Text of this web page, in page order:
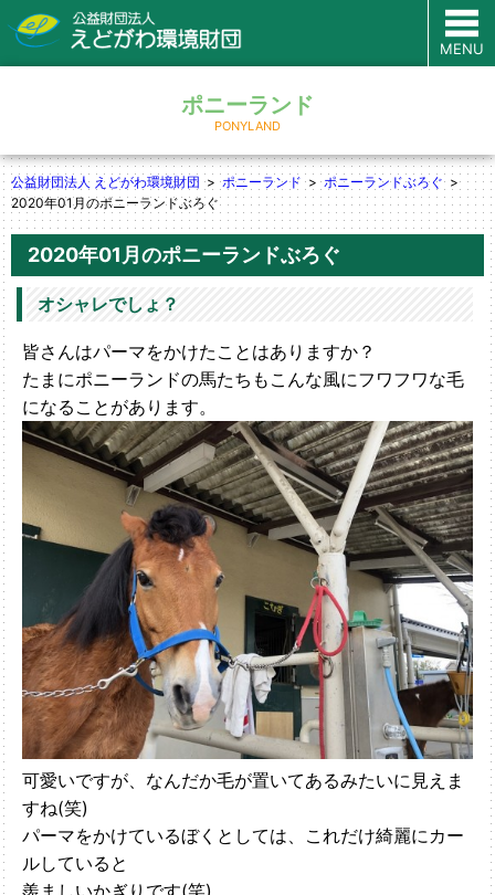
MENU
ポニーランド
PONYLAND
公益財団法人 えどがわ環境財団 ポニーランド
ポニーランドぶろぐ
2020年01月のポニーランドぶろぐ
2020年01月のポニーランドぶろぐ
オシャレでしょ？
皆さんはパーマをかけたことはありますか？
たまにポニーランドの馬たちもこんな風にフワフワな毛
になることがあります。
可愛いですが、なんだか毛が置いてあるみたいに見えま
すね(笑)
パーマをかけているぼくとしては、これだけ綺麗にカー
ルしていると